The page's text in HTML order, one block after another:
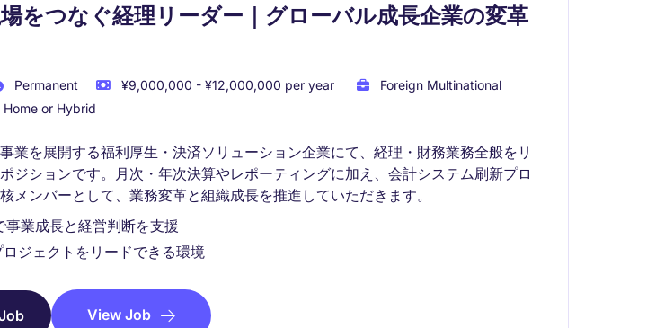
をつなぐ経理リーダー｜グローバル成長企業の変革
Permanent ¥9,000,000 - ¥12,000,000 per year
Foreign Multinational
or Hybrid
業を展開する福利厚生・決済ソリューション企業にて、経理・財務業務全般をリ
ジションです。月次・年次決算やレポーティングに加え、会計システム刷新プロ
メンバーとして、業務変革と組織成長を推進していただきます。
事業成長と経営判断を支援
ロジェクトをリードできる環境
View Job